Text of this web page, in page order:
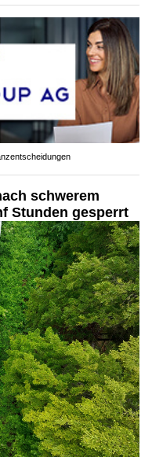
schwerem
Stunden gesperrt